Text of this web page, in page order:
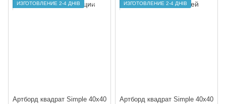
ИЗГОТОВЛЕНИЕ 2-4 ДНІВ
Артборд квадрат Simple 40х40
ИЗГОТОВЛЕНИЕ 2-4 ДНІВ
Артборд квадрат Simple 40х40